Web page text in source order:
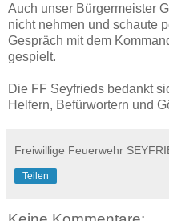
Auch unser Bürgermeister
nicht nehmen und schaute
Gespräch mit dem
gespielt.
Die FF Seyfrieds bedankt
Helfern, Befürwortern und
Freiwillige Feuerwehr
Teilen